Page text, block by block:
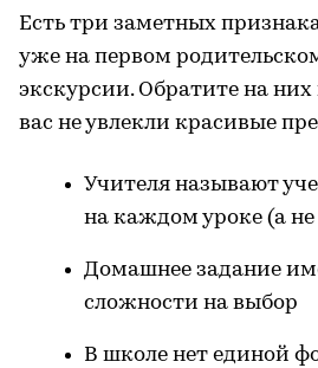
Есть три заметных
уже на первом
экскурсии. Обратите на
вас не увлекли красивые
Учителя называют
на каждом уроке (а не
Домашнее задание
сложности на выбор
В школе нет единой